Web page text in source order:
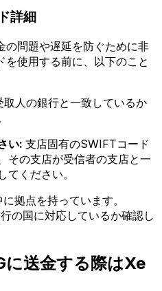
詳細
問題や遅延を防ぐために非
使用する前に、以下のこと
取人の銀行と一致しているか
い: 支店固有のSWIFTコード
その支店が受信者の支店と一
てください。
拠点を持っています。
の国に対応しているか確認し
送金する際はXe